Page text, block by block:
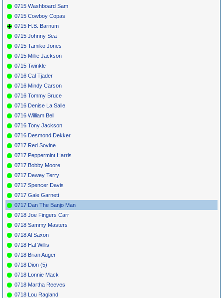
0715 Washboard Sam
0715 Cowboy Copas
0715 H.B. Barnum
0715 Johnny Sea
0715 Tamiko Jones
0715 Millie Jackson
0715 Twinkle
0716 Cal Tjader
0716 Mindy Carson
0716 Tommy Bruce
0716 Denise La Salle
0716 William Bell
0716 Tony Jackson
0716 Desmond Dekker
0717 Red Sovine
0717 Peppermint Harris
0717 Bobby Moore
0717 Dewey Terry
0717 Spencer Davis
0717 Gale Garnett
0717 Dan The Banjo Man
0718 Joe Fingers Carr
0718 Sammy Masters
0718 Al Saxon
0718 Hal Willis
0718 Brian Auger
0718 Dion (5)
0718 Lonnie Mack
0718 Martha Reeves
0718 Lou Ragland